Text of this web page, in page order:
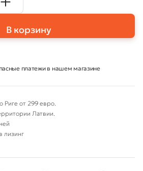
В корзину
платежи в нашем магазине
Риге от 299 евро.
Латвии.
лизинг